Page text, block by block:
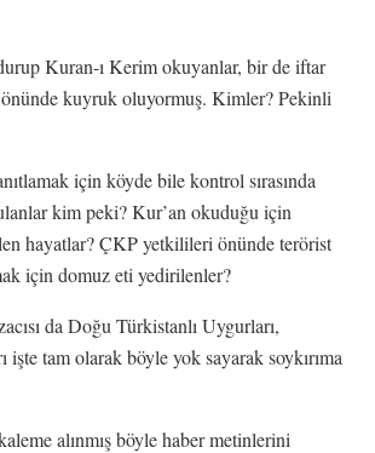
Kuran-ı Kerim okuyanlar, bir de iftar
kuyruk oluyormuş. Kimler? Pekinli
için köyde bile kontrol sırasında
kim peki? Kur’an okuduğu için
hayatlar? ÇKP yetkilileri önünde terörist
için domuz eti yedirilenler?
da Doğu Türkistanlı Uygurları,
işte tam olarak böyle yok sayarak soykırıma
alınmış böyle haber metinlerini